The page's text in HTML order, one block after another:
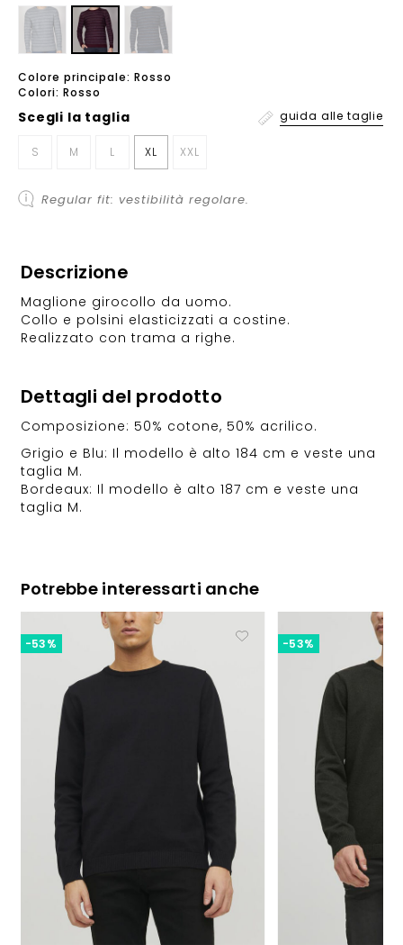
Colore principale: Rosso
Colori: Rosso
Scegli la taglia guida alle taglie
S M L XL XXL
Regular fit: vestibilità regolare.
Descrizione
Maglione girocollo da uomo.
Collo e polsini elasticizzati a costine.
Realizzato con trama a righe.
Dettagli del prodotto
Composizione: 50% cotone, 50% acrilico.
Grigio e Blu: Il modello è alto 184 cm e veste una
taglia M.
Bordeaux: Il modello è alto 187 cm e veste una
taglia M.
Potrebbe interessarti anche
-53% -53%